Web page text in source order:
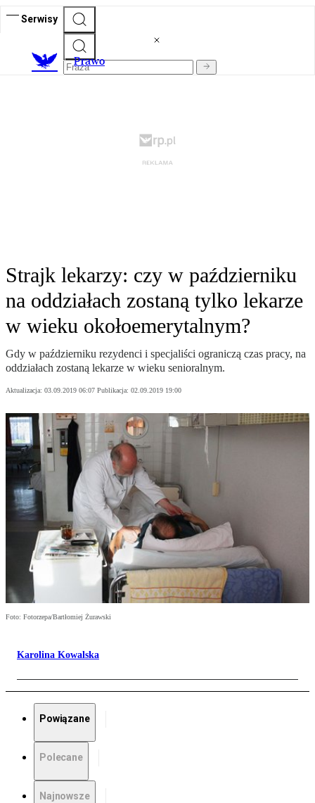
Serwisy
Prawo
Strajk lekarzy: czy w październiku
na oddziałach zostaną tylko lekarze
w wieku okołoemerytalnym?
Gdy w październiku rezydenci i specjaliści ograniczą czas pracy, na
oddziałach zostaną lekarze w wieku senioralnym.
Aktualizacja: 03.09.2019 06:07 Publikacja: 02.09.2019 19:00
Foto: Fotorzepa/Bartłomiej Żurawski
Karolina Kowalska
Powiązane
Polecane
Najnowsze